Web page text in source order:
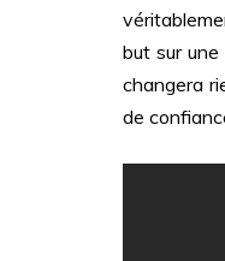
but sur une
changera
de